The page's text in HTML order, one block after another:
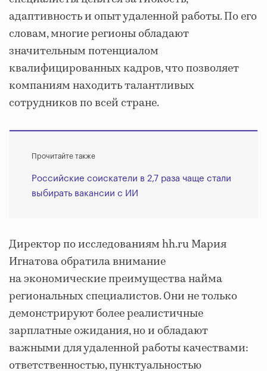
адаптивность и опыт удаленной работы. По его
словам, многие регионы обладают
значительным потенциалом
квалифицированных кадров, что позволяет
компаниям находить талантливых
сотрудников по всей стране.
Прочитайте также
Российские соискатели в 2,7 раза чаще стали
выбирать вакансии с ИИ
Директор по исследованиям hh.ru Мария
Игнатова обратила внимание
на экономические преимущества найма
региональных специалистов. Они не только
демонстрируют более реалистичные
зарплатные ожидания, но и обладают
важными для удаленной работы качествами:
ответственностью, пунктуальностью